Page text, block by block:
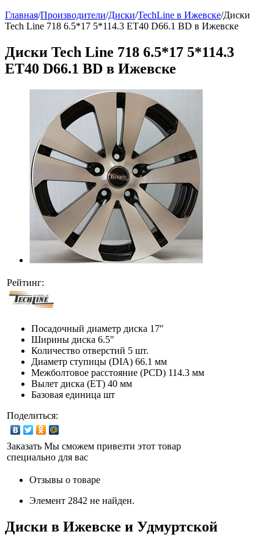
Главная/Производители/Диски/TechLine в Ижевске/Диски
Tech Line 718 6.5*17 5*114.3 ET40 D66.1 BD в Ижевске
Диски Tech Line 718 6.5*17 5*114.3
ET40 D66.1 BD в Ижевске
Рейтинг:
Посадочный диаметр диска 17″
Ширины диска 6.5″
Количество отверстий 5 шт.
Диаметр ступицы (DIA) 66.1 мм
Межболтовое расстояние (PCD) 114.3 мм
Вылет диска (ET) 40 мм
Базовая единица шт
Поделиться:
Заказать Мы сможем привезти этот товар
специально для вас
Отзывы о товаре
Элемент 2842 не найден.
Диски в Ижевске и Удмуртской